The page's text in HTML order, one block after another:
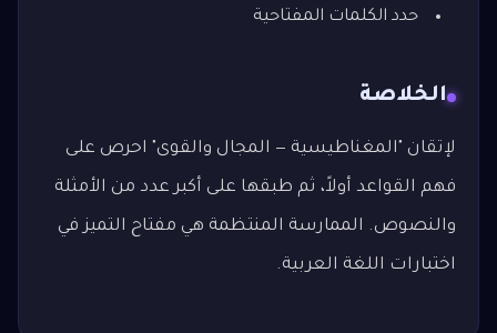
حدد الكلمات المفتاحية
الخلاصة
لإتقان "المغناطيسية — المجال والقوى" احرص على
فهم القواعد أولاً، ثم طبقها على أكبر عدد من الأمثلة
والنصوص. الممارسة المنتظمة هي مفتاح التميز في
اختبارات اللغة العربية.